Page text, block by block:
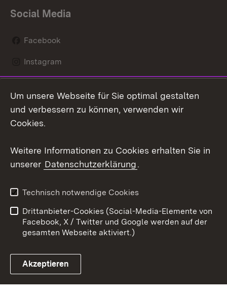
Social Media
Facebook
Instagram
Mastodon
Youtube
Link zum Landesportal
Kontakt
Datenschutz
Barrierefreiheit
Impressum Cookies
Um unsere Webseite für Sie optimal gestalten
und verbessern zu können, verwenden wir
Cookies.
Weitere Informationen zu Cookies erhalten Sie in
unserer Datenschutzerklärung.
Technisch notwendige Cookies
Drittanbieter-Cookies (Social-Media-Elemente von
Facebook, X / Twitter und Google werden auf der
gesamten Webseite aktiviert.)
Akzeptieren